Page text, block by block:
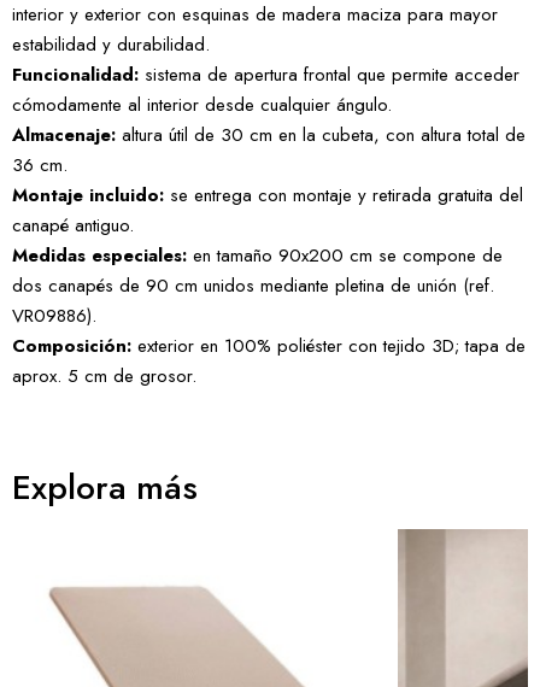
interior y exterior con esquinas de madera maciza para mayor
estabilidad y durabilidad.
Funcionalidad: sistema de apertura frontal que permite acceder
cómodamente al interior desde cualquier ángulo.
Almacenaje: altura útil de 30 cm en la cubeta, con altura total de
36 cm.
Montaje incluido: se entrega con montaje y retirada gratuita del
canapé antiguo.
Medidas especiales: en tamaño 90x200 cm se compone de
dos canapés de 90 cm unidos mediante pletina de unión (ref.
VR09886).
Composición: exterior en 100% poliéster con tejido 3D; tapa de
aprox. 5 cm de grosor.
Explora más